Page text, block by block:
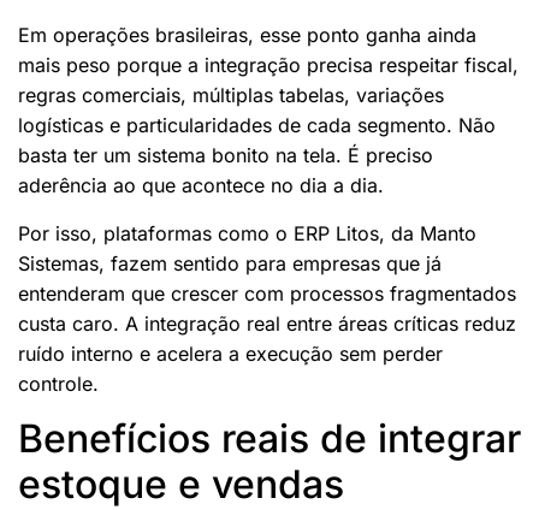
Em operações brasileiras, esse ponto ganha ainda
mais peso porque a integração precisa respeitar fiscal,
regras comerciais, múltiplas tabelas, variações
logísticas e particularidades de cada segmento. Não
basta ter um sistema bonito na tela. É preciso
aderência ao que acontece no dia a dia.
Por isso, plataformas como o ERP Litos, da Manto
Sistemas, fazem sentido para empresas que já
entenderam que crescer com processos fragmentados
custa caro. A integração real entre áreas críticas reduz
ruído interno e acelera a execução sem perder
controle.
Benefícios reais de integrar
estoque e vendas